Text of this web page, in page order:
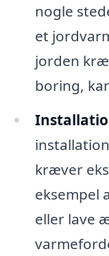
nogle
et
jorden
boring,
kræver
eksempel
eller lave